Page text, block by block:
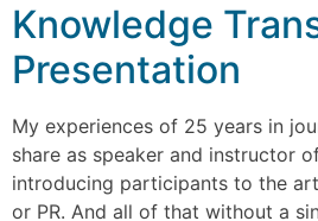
Knowledge
Presentation
My experiences of 25 years in
share as speaker and instructor
introducing participants to the
or PR. And all of that without a